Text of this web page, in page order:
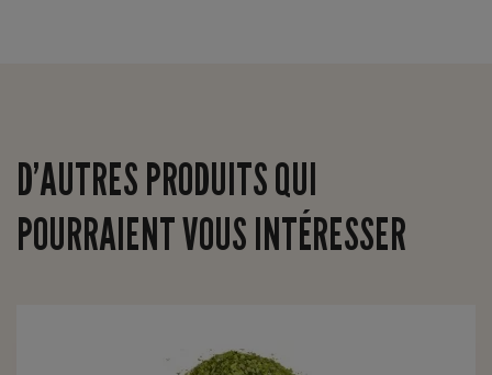
D’AUTRES PRODUITS QUI
POURRAIENT VOUS INTÉRESSER